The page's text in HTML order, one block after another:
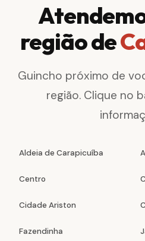
região de
Guincho próximo de
região. Clique no
Aldeia de Carapicuíba
Centro
Cidade Ariston
Fazendinha